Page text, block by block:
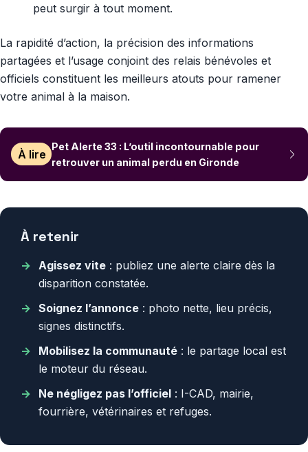
peut surgir à tout moment.
La rapidité d’action, la précision des informations
partagées et l’usage conjoint des relais bénévoles et
officiels constituent les meilleurs atouts pour ramener
votre animal à la maison.
À lire
Pet Alerte 33 : L’outil incontournable pour
retrouver un animal perdu en Gironde
À retenir
Agissez vite : publiez une alerte claire dès la
disparition constatée.
Soignez l’annonce : photo nette, lieu précis,
signes distinctifs.
Mobilisez la communauté : le partage local est
le moteur du réseau.
Ne négligez pas l’officiel : I-CAD, mairie,
fourrière, vétérinaires et refuges.